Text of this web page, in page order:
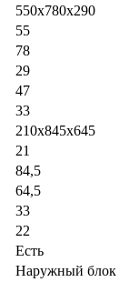
550x780x290
55
78
29
47
33
210x845x645
21
84,5
64,5
33
22
Есть
Наружный блок